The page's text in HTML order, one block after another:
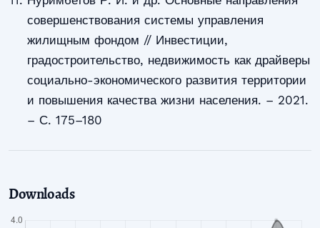
совершенствования системы управления
жилищным фондом // Инвестиции,
градостроительство, недвижимость как драйверы
социально-экономического развития территории
и повышения качества жизни населения. – 2021.
– С. 175–180
Downloads